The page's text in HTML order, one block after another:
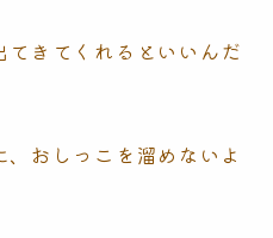
きてくれるといいんだ
おしっこを溜めないよ